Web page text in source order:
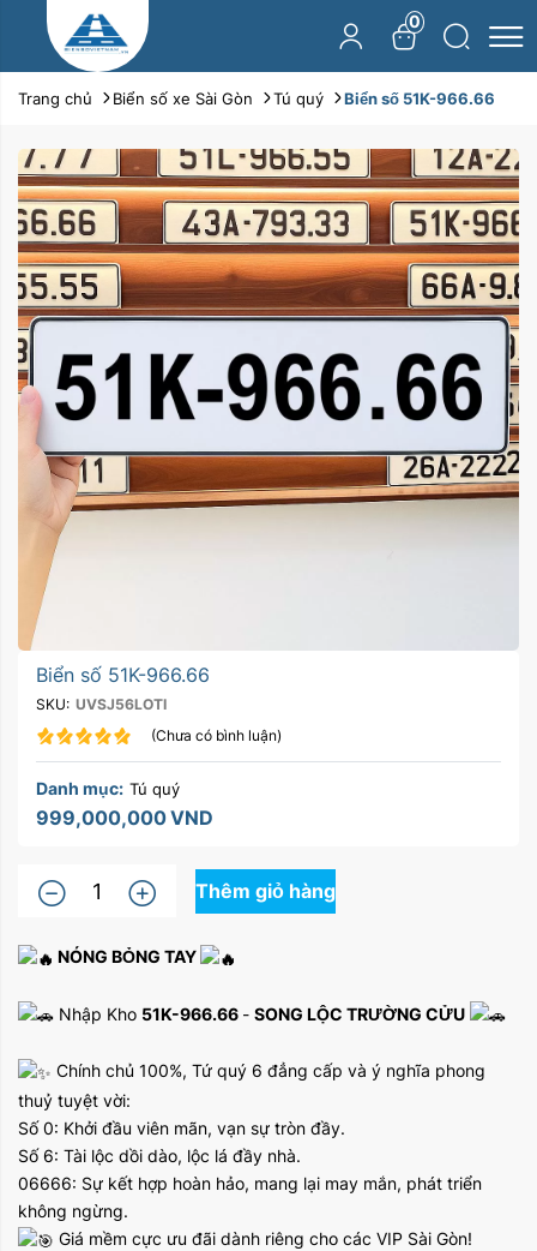
0
Trang chủ Biển số xe Sài Gòn Tú quý Biển số 51K-966.66
Biển số 51K-966.66
SKU: UVSJ56LOTI
(Chưa có bình luận)
Danh mục: Tú quý
999,000,000VND
Thêm giỏ hàng
NÓNG BỎNG TAY
Nhập Kho 51K-966.66 - SONG LỘC TRƯỜNG CỬU
Chính chủ 100%, Tứ quý 6 đẳng cấp và ý nghĩa phong
thuỷ tuyệt vời:
Số 0: Khởi đầu viên mãn, vạn sự tròn đầy.
Số 6: Tài lộc dồi dào, lộc lá đầy nhà.
06666: Sự kết hợp hoàn hảo, mang lại may mắn, phát triển
không ngừng.
Giá mềm cực ưu đãi dành riêng cho các VIP Sài Gòn!